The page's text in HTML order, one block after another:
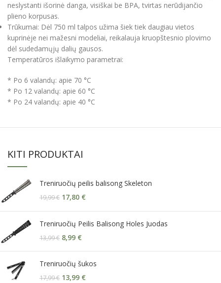
neslystanti išorinė danga, visiškai be BPA, tvirtas nerūdijančio
plieno korpusas.
Trūkumai: Dėl 750 ml talpos užima šiek tiek daugiau vietos
kuprinėje nei mažesni modeliai, reikalauja kruopštesnio plovimo
dėl sudedamųjų dalių gausos.
Temperatūros išlaikymo parametrai:
* Po 6 valandų: apie 70 °C
* Po 12 valandų: apie 60 °C
* Po 24 valandų: apie 40 °C
KITI PRODUKTAI
Treniruočių peilis balisong Skeleton
19,99€ 17,80 €
Treniruočių Peilis Balisong Holes Juodas
13,99€ 8,99 €
Treniruočių šukos
17,99€ 13,99 €